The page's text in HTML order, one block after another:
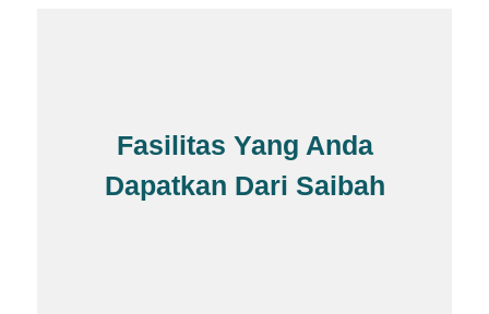
Fasilitas Yang Anda
Dapatkan Dari Saibah